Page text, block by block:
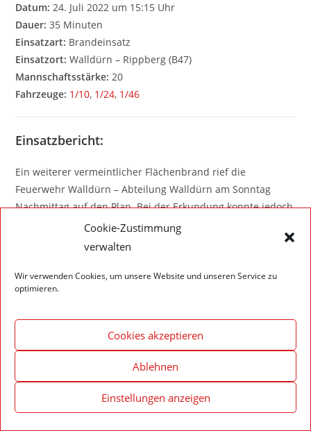
Cookie-Zustimmung
verwalten
Wir verwenden Cookies, um unsere Website und unseren Service zu
optimieren.
Cookies akzeptieren
Ablehnen
Einstellungen anzeigen
Datum: 24. Juli 2022 um 15:15 Uhr
Dauer: 35 Minuten
Einsatzart: Brandeinsatz
Einsatzort: Walldürn – Rippberg (B47)
Mannschaftsstärke: 20
Fahrzeuge: 1/10, 1/24, 1/46
Einsatzbericht:
Ein weiterer vermeintlicher Flächenbrand rief die
Feuerwehr Walldürn – Abteilung Walldürn am Sonntag
Nachmittag auf den Plan. Bei der Erkundung konnte jedoch
an der angegebenen Adresse kein Feuer gefunden werden.
Nach Rücksprache mit dem Anrufer über die integrierte
Löschversuche durch Personen vor Ort erfolgreich
durchgenommen worden waren und somit kein eingreifen
© 2020 Feuerwehr Walldürn